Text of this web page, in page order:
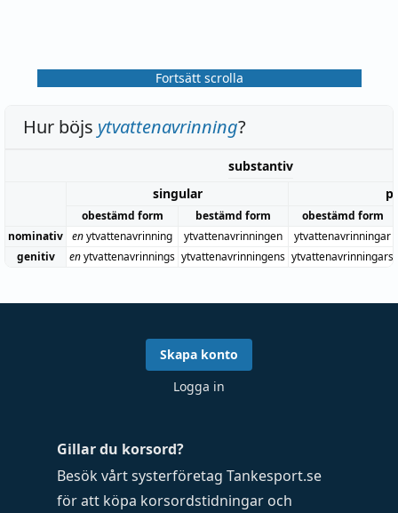
Fortsätt scrolla
Hur böjs ytvattenavrinning?
substantiv
singular
obestämd form bestämd form
obestämd form
nominativ enytvattenavrinning ytvattenavrinningen
ytvattenavrinningar
genitiv
enytvattenavrinnings ytvattenavrinningens ytvattenavrinningars
Gillar du korsord?
Besök vårt systerföretag Tankesport.se
för att köpa korsordstidningar och
Skapa konto
Logga in